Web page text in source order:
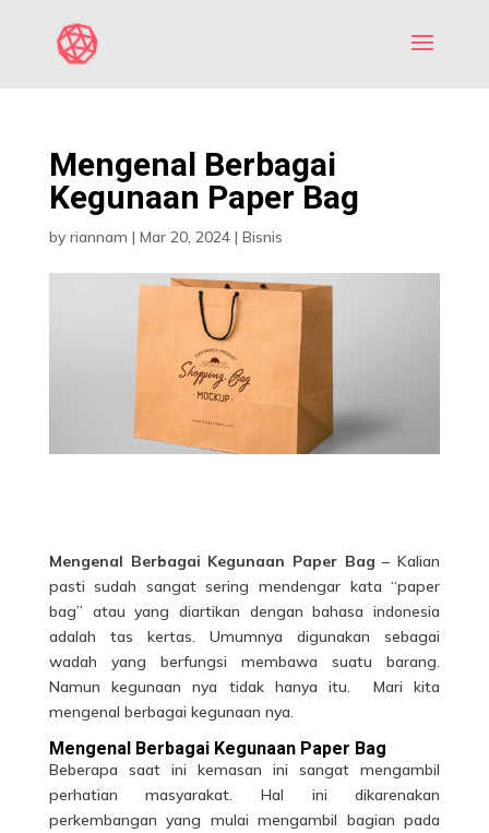
Mengenal Berbagai
Kegunaan Paper Bag
by riannam | Mar 20, 2024| Bisnis
Mengenal Berbagai Kegunaan Paper Bag – Kalian
pasti sudah sangat sering mendengar kata “paper
bag” atau yang diartikan dengan bahasa indonesia
adalah tas kertas. Umumnya digunakan sebagai
wadah yang berfungsi membawa suatu barang.
Namun kegunaan nya tidak hanya itu. Mari kita
mengenal berbagai kegunaan nya.
Mengenal Berbagai Kegunaan Paper Bag
Beberapa saat ini kemasan ini sangat mengambil
perhatian masyarakat. Hal ini dikarenakan
perkembangan yang mulai mengambil bagian pada